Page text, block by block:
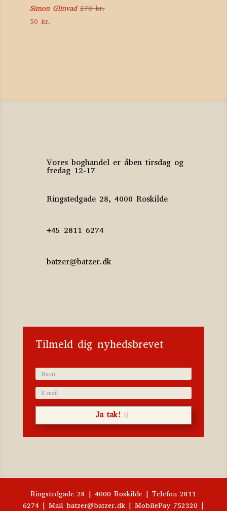
Simon Glinvad 270kr.
Den
50 kr.
Vores boghandel er åben tirsdag og
fredag 12-17
Ringstedgade 28, 4000 Roskilde
+45 2811 6274
batzer@batzer.dk
Tilmeld dig nyhedsbrevet
Ja tak!
Ringstedgade 28 | 4000 Roskilde | Telefon 2811
6274 | Mail batzer@batzer.dk | MobilePay 752320 |